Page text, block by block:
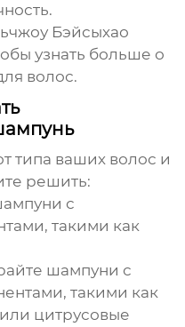
Бэйсыхао
узнать больше о
волос.
типа ваших волос и
решить:
с
такими как
шампуни с
такими как
цитрусовые